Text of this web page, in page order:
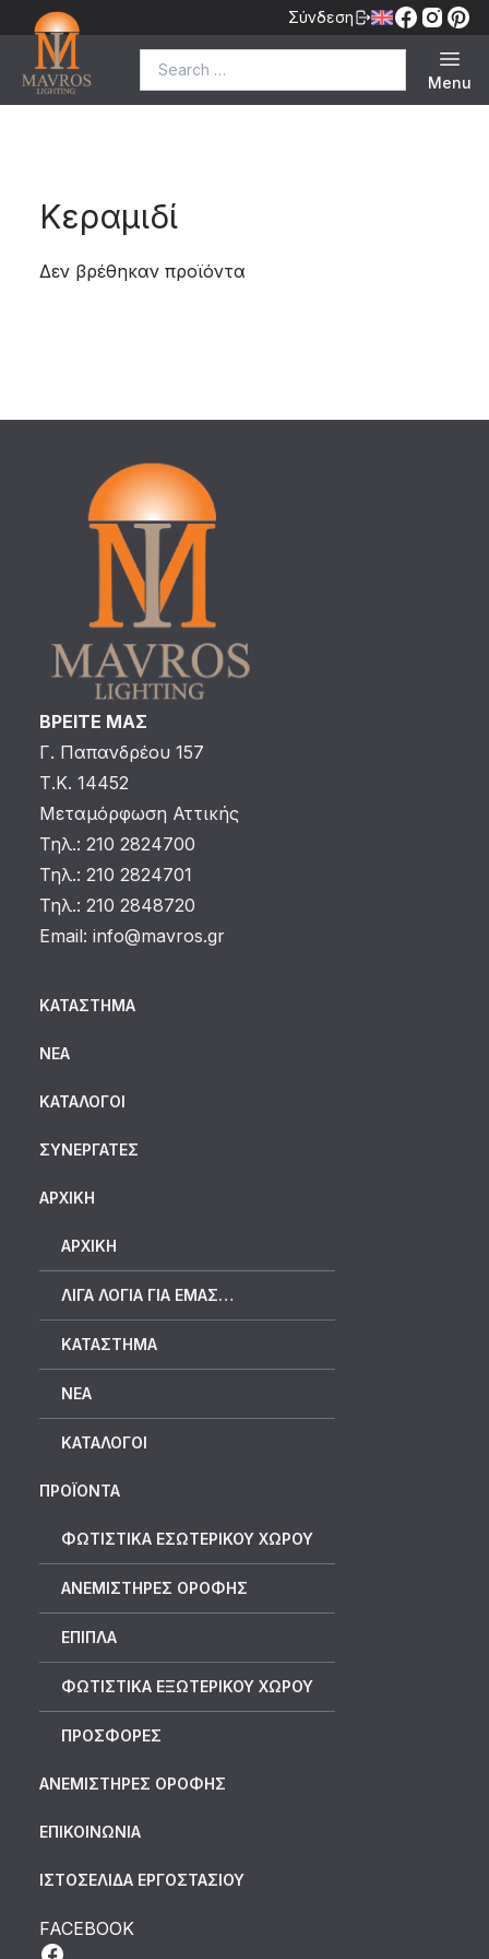
Σύνδεση
Menu
Κεραμιδί
Δεν βρέθηκαν προϊόντα
ΒΡΕΙΤΕ ΜΑΣ
Γ. Παπανδρέου 157
Τ.Κ. 14452
Μεταμόρφωση Αττικής
Τηλ.: 210 2824700
Τηλ.: 210 2824701
Τηλ.: 210 2848720
Email: info@mavros.gr
ΚΑΤΆΣΤΗΜΑ
ΝΈΑ
ΚΑΤΆΛΟΓΟΙ
ΣΥΝΕΡΓΆΤΕΣ
ΑΡΧΙΚΗ
ΑΡΧΙΚΉ
ΛΊΓΑ ΛΌΓΙΑ ΓΙΑ ΕΜΆΣ…
ΚΑΤΆΣΤΗΜΑ
ΝΈΑ
ΚΑΤΆΛΟΓΟΙ
ΠΡΟΪΟΝΤΑ
ΦΩΤΙΣΤΙΚΑ ΕΣΩΤΕΡΙΚΟΥ ΧΩΡΟΥ
ΑΝΕΜΙΣΤΗΡΕΣ ΟΡΟΦΗΣ
ΕΠΙΠΛΑ
ΦΩΤΙΣΤΙΚΑ ΕΞΩΤΕΡΙΚΟΥ ΧΩΡΟΥ
ΠΡΟΣΦΟΡΕΣ
ΑΝΕΜΙΣΤΗΡΕΣ ΟΡΟΦΗΣ
ΕΠΙΚΟΙΝΩΝΙΑ
ΙΣΤΟΣΕΛΙΔΑ ΕΡΓΟΣΤΑΣΙΟΥ
FACEBOOK